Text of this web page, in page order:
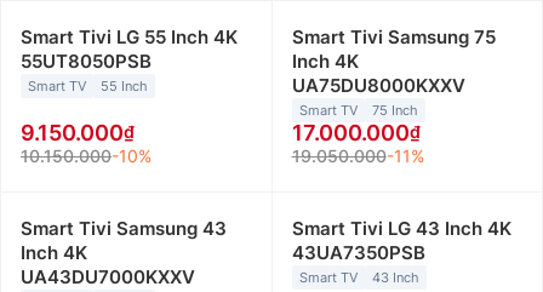
Smart Tivi LG 55 Inch 4K
55UT8050PSB
Smart TV 55 Inch
9.150.000
10.150.000-10%
Smart Tivi Samsung 75
Inch 4K
UA75DU8000KXXV
Smart TV 75 Inch
17.000.000
19.050.000-11%
Smart Tivi Samsung 43
Inch 4K
UA43DU7000KXXV
Smart Tivi LG 43 Inch 4K
43UA7350PSB
Smart TV 43 Inch